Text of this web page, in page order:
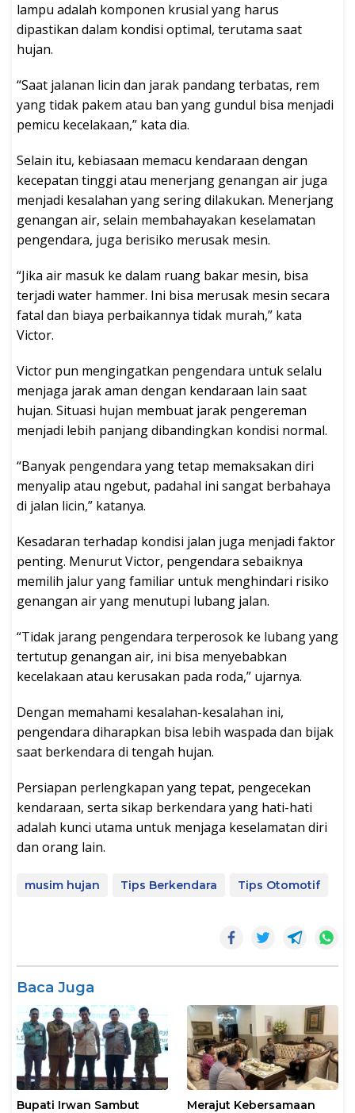
lampu adalah komponen krusial yang harus
dipastikan dalam kondisi optimal, terutama saat
hujan.
“Saat jalanan licin dan jarak pandang terbatas, rem
yang tidak pakem atau ban yang gundul bisa menjadi
pemicu kecelakaan,” kata dia.
Selain itu, kebiasaan memacu kendaraan dengan
kecepatan tinggi atau menerjang genangan air juga
menjadi kesalahan yang sering dilakukan. Menerjang
genangan air, selain membahayakan keselamatan
pengendara, juga berisiko merusak mesin.
“Jika air masuk ke dalam ruang bakar mesin, bisa
terjadi water hammer. Ini bisa merusak mesin secara
fatal dan biaya perbaikannya tidak murah,” kata
Victor.
Victor pun mengingatkan pengendara untuk selalu
menjaga jarak aman dengan kendaraan lain saat
hujan. Situasi hujan membuat jarak pengereman
menjadi lebih panjang dibandingkan kondisi normal.
“Banyak pengendara yang tetap memaksakan diri
menyalip atau ngebut, padahal ini sangat berbahaya
di jalan licin,” katanya.
Kesadaran terhadap kondisi jalan juga menjadi faktor
penting. Menurut Victor, pengendara sebaiknya
memilih jalur yang familiar untuk menghindari risiko
genangan air yang menutupi lubang jalan.
“Tidak jarang pengendara terperosok ke lubang yang
tertutup genangan air, ini bisa menyebabkan
kecelakaan atau kerusakan pada roda,” ujarnya.
Dengan memahami kesalahan-kesalahan ini,
pengendara diharapkan bisa lebih waspada dan bijak
saat berkendara di tengah hujan.
Persiapan perlengkapan yang tepat, pengecekan
kendaraan, serta sikap berkendara yang hati-hati
adalah kunci utama untuk menjaga keselamatan diri
dan orang lain.
musim hujan Tips Berkendara Tips Otomotif
Baca Juga
Bupati Irwan Sambut
Merajut Kebersamaan